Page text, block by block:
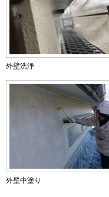
外壁洗浄
外壁中塗り